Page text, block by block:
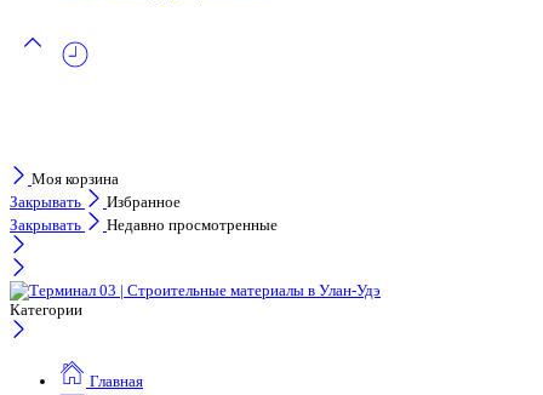
Моя корзина
Закрывать
Избранное
Закрывать
Недавно просмотренные
Категории
Главная